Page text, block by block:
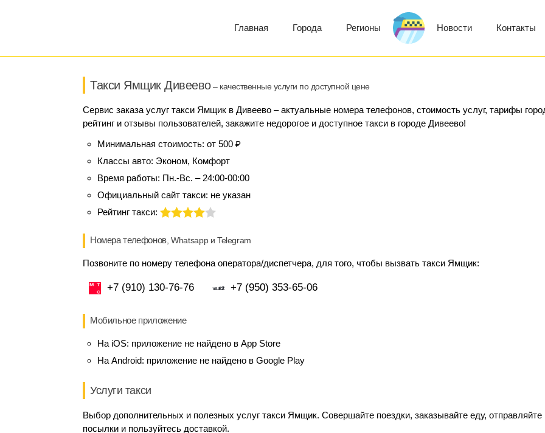
Главная Города Регионы Новости Контакты
Такси Ямщик Дивеево– качественные услуги по доступной цене
Сервис заказа услуг такси Ямщик в Дивеево – актуальные номера телефонов, стоимость услуг, тарифы
рейтинг и отзывы пользователей, закажите недорогое и доступное такси в городе Дивеево!
Минимальная стоимость: от 500 ₽
Классы авто: Эконом, Комфорт
Время работы: Пн.-Вс. – 24:00-00:00
Официальный сайт такси: не указан
Рейтинг такси:
Номера телефонов, Whatsapp и Telegram
Позвоните по номеру телефона оператора/диспетчера, для того, чтобы вызвать такси Ямщик:
+7 (910) 130-76-76 +7 (950) 353-65-06
Мобильное приложение
На iOS: приложение не найдено в App Store
На Android: приложение не найдено в Google Play
Услуги такси
Выбор дополнительных и полезных услуг такси Ямщик. Совершайте поездки, заказывайте еду, отправляйте
посылки и пользуйтесь доставкой.